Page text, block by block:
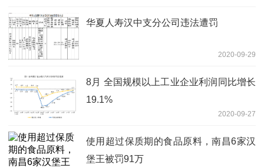
华夏人寿汉中支分公司违法遭罚
2020-09-29
8月 全国规模以上工业企业利润同比增长
19.1%
2020-09-27
使用超过保质期的食品原料，南昌6家汉
堡王被罚91万